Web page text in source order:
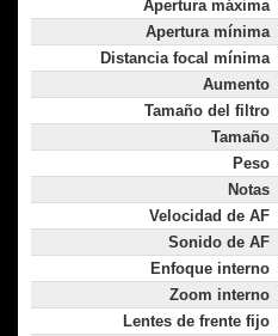
Apertura máxima
Apertura mínima
Distancia focal mínima
Aumento
Tamaño del filtro
Tamaño
Peso
Notas
Velocidad de AF
Sonido de AF
Enfoque interno
Zoom interno
Lentes de frente fijo